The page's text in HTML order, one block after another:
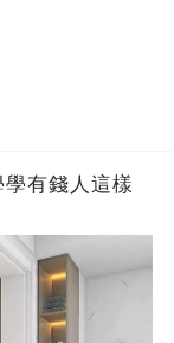
有錢人這樣